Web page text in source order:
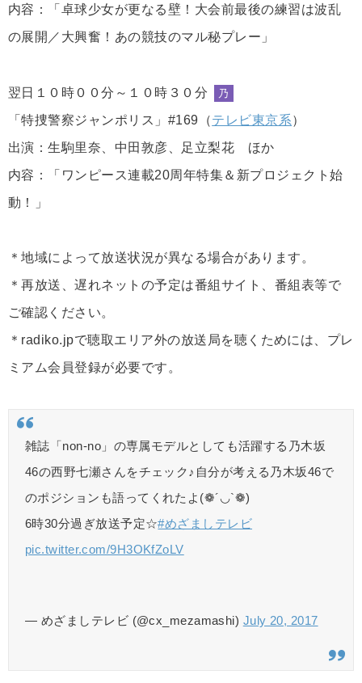
内容：「卓球少女が更なる壁！大会前最後の練習は波乱
の展開／大興奮！あの競技のマル秘プレー」
翌日１０時００分～１０時３０分 乃
「特捜警察ジャンポリス」#169（テレビ東京系）
出演：生駒里奈、中田敦彦、足立梨花 ほか
内容：「ワンピース連載20周年特集＆新プロジェクト始
動！」
＊地域によって放送状況が異なる場合があります。
＊再放送、遅れネットの予定は番組サイト、番組表等で
ご確認ください。
＊radiko.jpで聴取エリア外の放送局を聴くためには、プレ
ミアム会員登録が必要です。
雑誌「non-no」の専属モデルとしても活躍する乃木坂
46の西野七瀬さんをチェック♪自分が考える乃木坂46で
のポジションも語ってくれたよ(❁´◡`❁)
6時30分過ぎ放送予定☆#めざましテレビ
pic.twitter.com/9H3OKfZoLV
— めざましテレビ (@cx_mezamashi) July 20, 2017